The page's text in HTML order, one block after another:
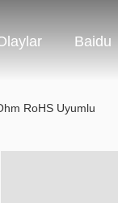
Baidu
RoHS Uyumlu